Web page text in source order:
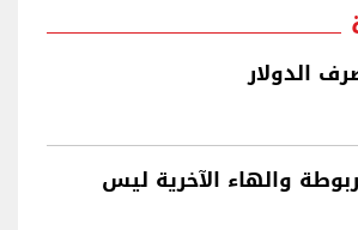
الدولار
والهاء الآخرية ليس